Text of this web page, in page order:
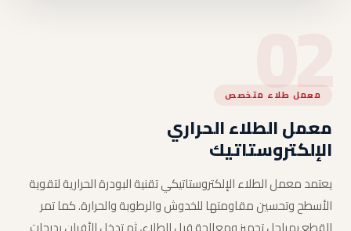
02
معمل طلاء متخصص
معمل الطلاء الحراري
الإلكتروستاتيك
يعتمد معمل الطلاء الإلكتروستاتيكي تقنية البودرة الحرارية لتقوية
الأسطح وتحسين مقاومتها للخدوش والرطوبة والحرارة. كما تمر